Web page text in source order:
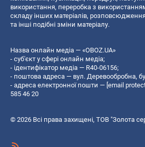
використання, переробка з
складу інших матеріалів,
та інші подібні зміни матеріалу.
Назва онлайн медіа — «OBOZ.UA»
- суб'єкт у сфері онлайн медіа;
- ідентифікатор медіа — R40-06156;
- поштова адреса — вул. Деревообробна,
- адреса електронної пошти — [email
585 46 20
© 2026 Всі права захищені, ТОВ "Золота